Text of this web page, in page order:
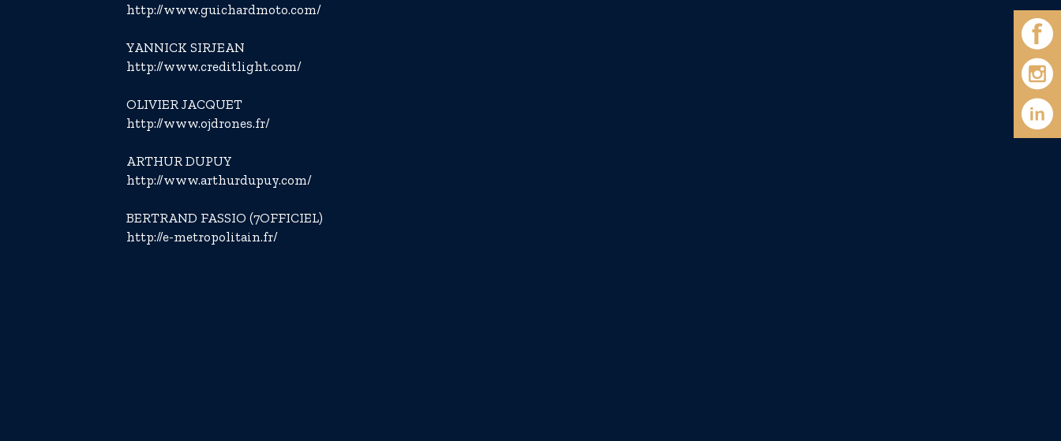
http://www.guichardmoto.com/
YANNICK SIRJEAN
http://www.creditlight.com/
OLIVIER JACQUET
http://www.ojdrones.fr/
ARTHUR DUPUY
http://www.arthurdupuy.com/
BERTRAND FASSIO (7OFFICIEL)
http://e-metropolitain.fr/